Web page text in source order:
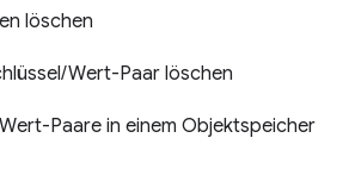
löschen
Wert-Paar löschen
Paare in einem Objektspeicher